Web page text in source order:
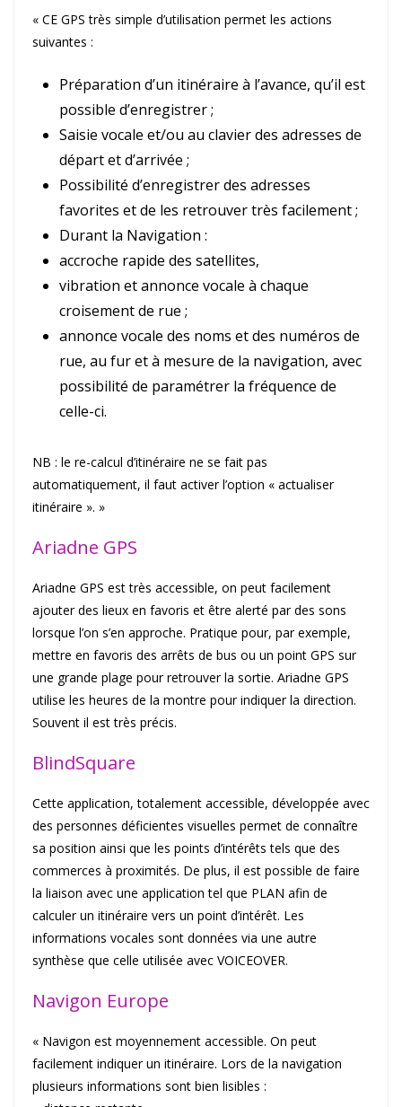
« CE GPS très simple d’utilisation permet les actions
suivantes :
Préparation d’un itinéraire à l’avance, qu’il est
possible d’enregistrer ;
Saisie vocale et/ou au clavier des adresses de
départ et d’arrivée ;
Possibilité d’enregistrer des adresses
favorites et de les retrouver très facilement ;
Durant la Navigation :
accroche rapide des satellites,
vibration et annonce vocale à chaque
croisement de rue ;
annonce vocale des noms et des numéros de
rue, au fur et à mesure de la navigation, avec
possibilité de paramétrer la fréquence de
celle-ci.
NB : le re-calcul d’itinéraire ne se fait pas
automatiquement, il faut activer l’option « actualiser
itinéraire ». »
Ariadne GPS
Ariadne GPS est très accessible, on peut facilement
ajouter des lieux en favoris et être alerté par des sons
lorsque l’on s’en approche. Pratique pour, par exemple,
mettre en favoris des arrêts de bus ou un point GPS sur
une grande plage pour retrouver la sortie. Ariadne GPS
utilise les heures de la montre pour indiquer la direction.
Souvent il est très précis.
BlindSquare
Cette application, totalement accessible, développée avec
des personnes déficientes visuelles permet de connaître
sa position ainsi que les points d’intérêts tels que des
commerces à proximités. De plus, il est possible de faire
la liaison avec une application tel que PLAN afin de
calculer un itinéraire vers un point d’intérêt. Les
informations vocales sont données via une autre
synthèse que celle utilisée avec VOICEOVER.
Navigon Europe
« Navigon est moyennement accessible. On peut
facilement indiquer un itinéraire. Lors de la navigation
plusieurs informations sont bien lisibles :